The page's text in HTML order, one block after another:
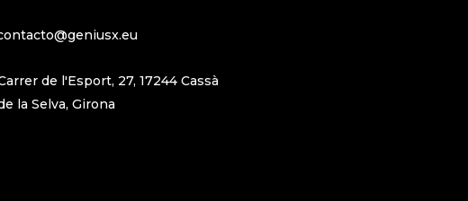
de l'Esport, 27, 17244 Cassà
la Selva, Girona